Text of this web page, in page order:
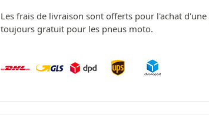
Les frais de livraison sont offerts pour l'achat
toujours gratuit pour les pneus moto.